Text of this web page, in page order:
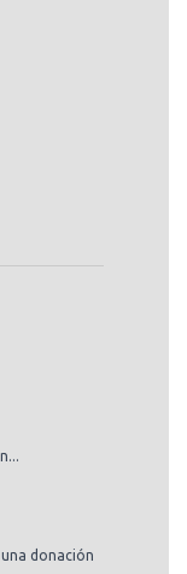
donación